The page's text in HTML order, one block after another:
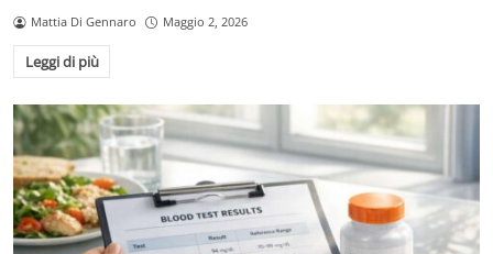
Mattia Di Gennaro Maggio 2, 2026
Leggi di più